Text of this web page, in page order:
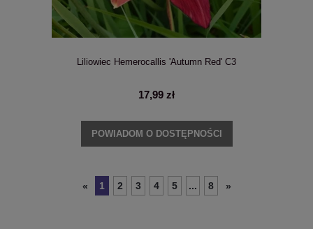
Liliowiec Hemerocallis 'Autumn Red' C3
17,99 zł
POWIADOM O DOSTĘPNOŚCI
« 1 2 3 4 5 ... 8 »